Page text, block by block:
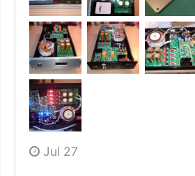
Jul 27